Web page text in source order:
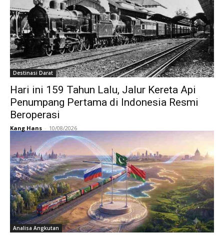
Destinasi Darat
Hari ini 159 Tahun Lalu, Jalur Kereta Api
Penumpang Pertama di Indonesia Resmi
Beroperasi
Kang Hans - 10/08/2026
Analisa Angkutan